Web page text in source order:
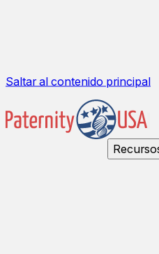
Saltar al contenido principal